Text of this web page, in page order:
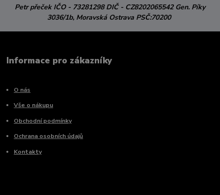
Petr přeček IČO - 73281298DIČ - CZ8202065542 Gen. Píky
3036/1b, Moravská Ostrava PSČ:70200
Informace pro zákazníky
O nás
Vše o nákupu
Obchodní podmínky
Ochrana osobních údajů
Kontakty